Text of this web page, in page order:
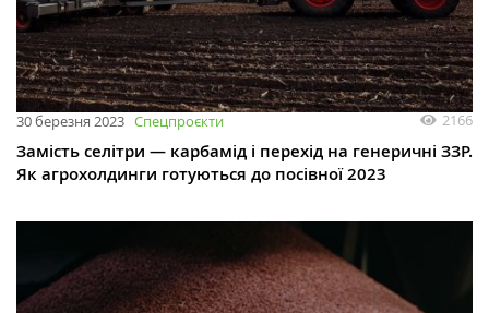
30 березня 2023 Спецпроєкти 2166
Замість селітри — карбамід і перехід на генеричні ЗЗР.
Як агрохолдинги готуються до посівної 2023